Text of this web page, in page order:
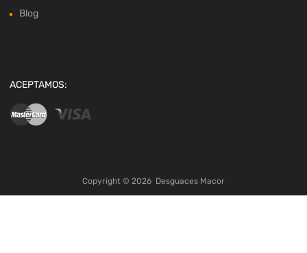
Blog
ACEPTAMOS:
Copyright © 2026 Desguaces Macor